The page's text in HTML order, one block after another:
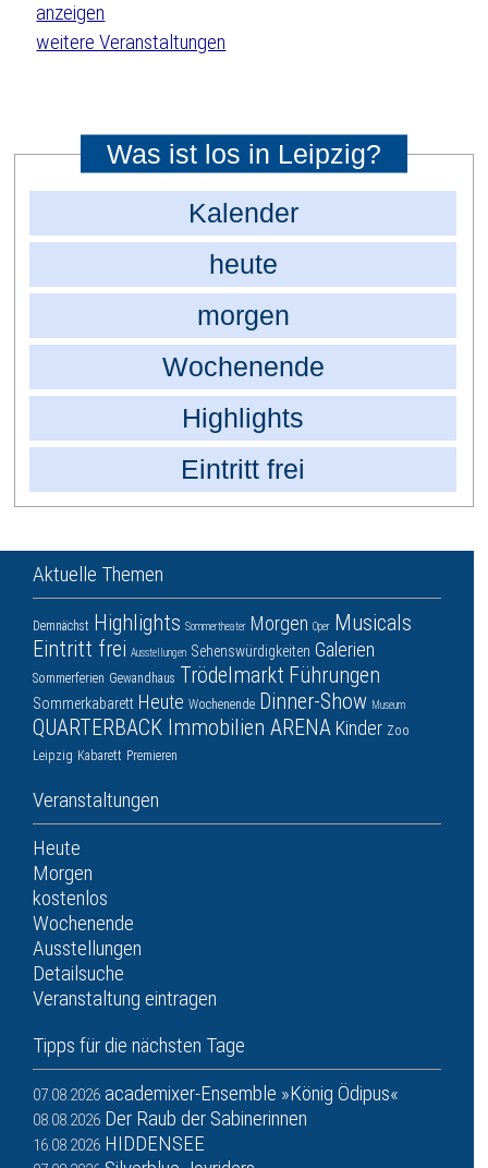
weitere Veranstaltungen
Was ist los in Leipzig?
Kalender
heute
morgen
Wochenende
Highlights
Eintritt frei
Aktuelle Themen
Demnächst Highlights Sommertheater Morgen Oper Musicals
Eintritt frei Ausstellungen Sehenswürdigkeiten Galerien
Sommerferien Gewandhaus Trödelmarkt Führungen
Sommerkabarett Heute Wochenende Dinner-Show Museum
QUARTERBACK Immobilien ARENA Kinder Zoo
Leipzig Kabarett Premieren
Veranstaltungen
Heute
Morgen
kostenlos
Wochenende
Ausstellungen
Detailsuche
Veranstaltung eintragen
Tipps für die nächsten Tage
07.08.2026 academixer-Ensemble »König Ödipus«
08.08.2026 Der Raub der Sabinerinnen
16.08.2026 HIDDENSEE